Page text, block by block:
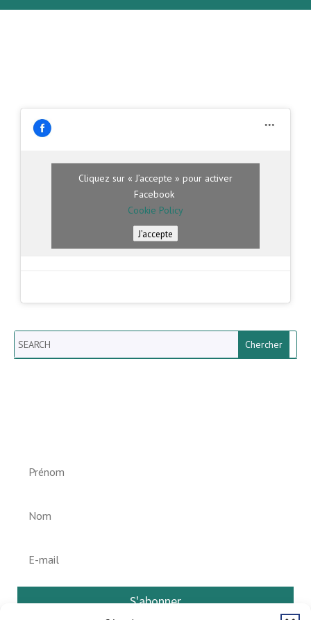
Cliquez sur « J’accepte » pour activer
Facebook
Cookie Policy
J’accepte
Search
S'abonner